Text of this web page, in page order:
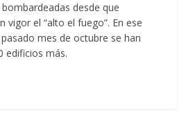
desde que
vigor el “alto el fuego”. En ese
mes de octubre se han
edificios más.